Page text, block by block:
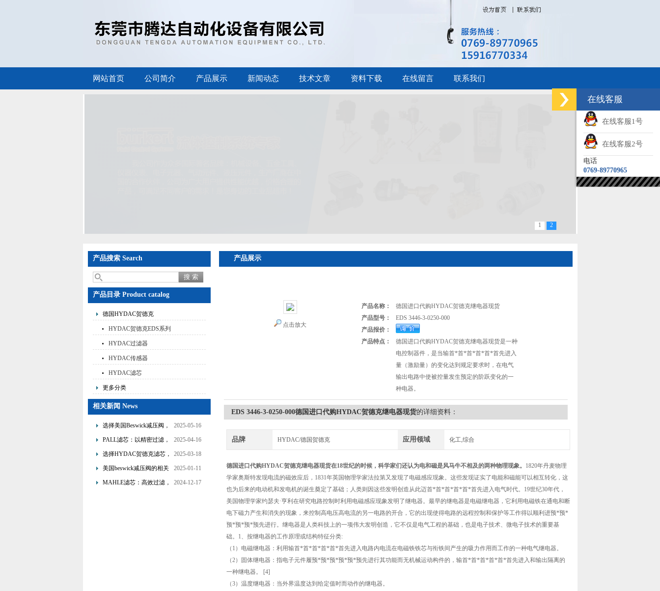
网站首页 公司简介 产品展示 新闻动态 技术文章 资料下载 在线留言 联系我们
1 2
产品搜索 Search
产品目录 Product catalog
德国HYDAC贺德克
HYDAC贺德克EDS系列
HYDAC过滤器
HYDAC传感器
HYDAC滤芯
更多分类
相关新闻 News
选择美国Beswick减压阀，
提升流体系统效率
2025-05-16
PALL滤芯：以精密过滤，
为工业流体筑起“隐形安全
2025-04-16
选择HYDAC贺德克滤芯，
享受精准过滤与稳定性能
2025-03-18
美国beswick减压阀的相关
知识
2025-01-11
MAHLE滤芯：高效过滤，
2024-12-17
产品展示
点击放大
产品名称：
德国进口代购HYDAC贺德克继电器现货
产品型号：
EDS 3446-3-0250-000
产品报价：
产品特点：
德国进口代购HYDAC贺德克继电器现货是一种
电控制器件，是当输首*首*首*首*首*首先进入
量（激励量）的变化达到规定要求时，在电气
输出电路中使被控量发生预定的阶跃变化的一
种电器。
EDS 3446-3-0250-000德国进口代购HYDAC贺德克继电器现货的详细资料：
品牌 HYDAC/德国贺德克 应用领域 化工,综合
德国进口代购HYDAC贺德克继电器现货在18世纪的时候，科学家们还认为电和磁是风马牛不相及的两种物理现象。 1820年丹麦物理
学家奥斯特发现电流的磁效应后，1831年英国物理学家法拉第又发现了电磁感应现象。这些发现证实了电能和磁能可以相互转化，这
也为后来的电动机和发电机的诞生奠定了基础；人类则因这些发明创造从此迈首*首*首*首*首*首先进入电气时代。19世纪30年代，
美国物理学家约瑟夫·亨利在研究电路控制时利用电磁感应现象发明了继电器。最早的继电器是电磁继电器，它利用电磁铁在通电和断
电下磁力产生和消失的现象，来控制高电压高电流的另一电路的开合，它的出现使得电路的远程控制和保护等工作得以顺利进预*预*
预*预*预*预先进行。继电器是人类科技上的一项伟大发明创造，它不仅是电气工程的基础，也是电子技术、微电子技术的重要基
础。1、按继电器的工作原理或结构特征分类:
（1）电磁继电器：利用输首*首*首*首*首*首先进入电路内电流在电磁铁铁芯与衔铁间产生的吸力作用而工作的一种电气继电器。
（2）固体继电器：指电子元件履预*预*预*预*预*预先进行其功能而无机械运动构件的，输首*首*首*首*首*首先进入和输出隔离的
一种继电器。 [4]
（3）温度继电器：当外界温度达到给定值时而动作的继电器。
在线客服
在线客服1号
在线客服2号
电话
0769-89770965